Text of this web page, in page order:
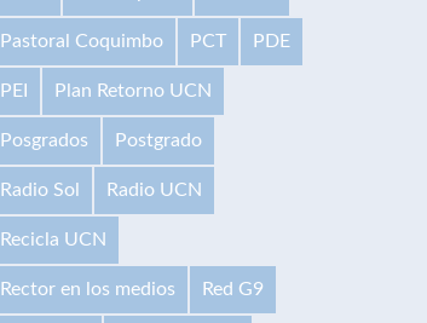
Pastoral Coquimbo PCT PDE
PEI Plan Retorno UCN
Posgrados Postgrado
Radio Sol Radio UCN
Recicla UCN
Rector en los medios Red G9